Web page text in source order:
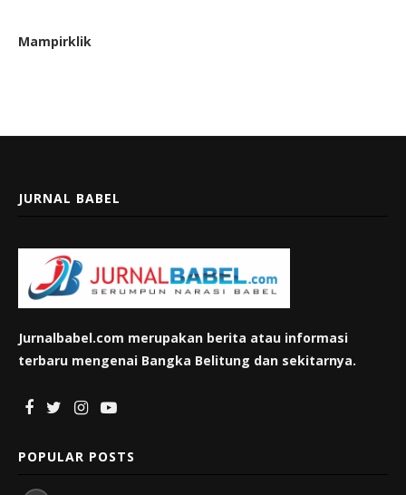
Mampirklik
JURNAL BABEL
Jurnalbabel.com merupakan berita atau informasi
terbaru mengenai Bangka Belitung dan sekitarnya.
POPULAR POSTS